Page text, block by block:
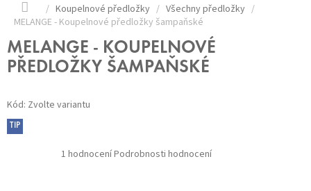
Domů
/ Koupelnové předložky / Všechny předložky /
MELANGE - Koupelnové předložky šampaňské
MELANGE - KOUPELNOVÉ
PŘEDLOŽKY ŠAMPAŇSKÉ
Kód: Zvolte variantu
TIP
Průměrné
hodnocení
1 hodnoceníPodrobnosti hodnocení